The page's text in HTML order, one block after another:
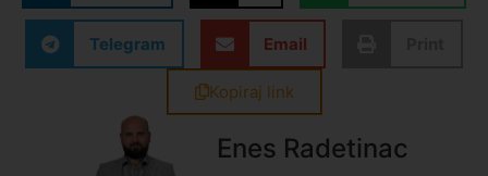
Telegram Email
Kopiraj link
Enes Radetinac